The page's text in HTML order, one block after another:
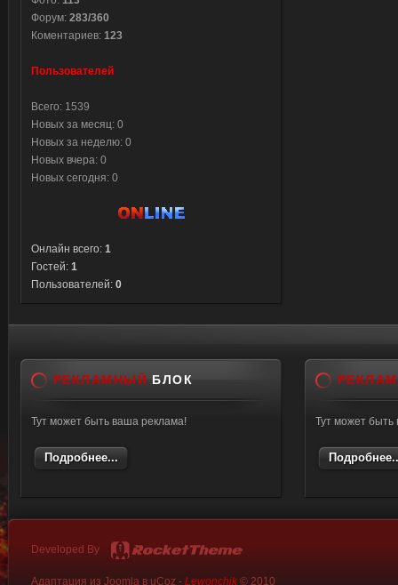
Форум: 283/360
Коментариев: 123
Пользователей
Всего: 1539
Новых за месяц: 0
Новых за неделю: 0
Новых вчера: 0
Новых сегодня: 0
Онлайн всего: 1
Гостей: 1
Пользователей: 0
РЕКЛАМНЫЙ БЛОК
Тут может быть ваша реклама!
Подробнее...
Тут может
Developed By
Адаптация из Joomla в uCoz - Lewonchik© 2010